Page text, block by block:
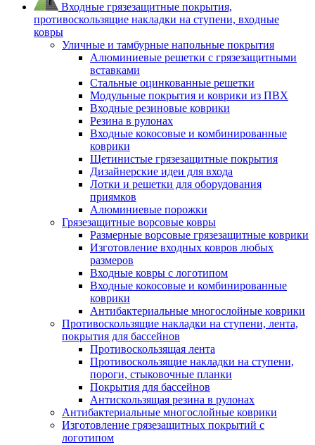
Входные грязезащитные покрытия,
противоскользящие накладки на ступени, входные
ковры
Уличные и тамбурные напольные покрытия
Алюминиевые решетки с грязезащитными
вставками
Стальные оцинкованные решетки
Модульные покрытия и коврики из ПВХ
Входные резиновые коврики
Резина в рулонах
Входные кокосовые и комбинированные
коврики
Щетинистые грязезащитные покрытия
Дизайнерские идеи для входа
Лотки и решетки для оборудования
приямков
Алюминиевые порожки
Грязезащитные ворсовые ковры
Размерные ворсовые грязезащитные коврики
Изготовление входных ковров любых
размеров
Входные ковры с логотипом
Входные кокосовые и комбинированные
коврики
Антибактериальные многослойные коврики
Противоскользящие накладки на ступени, лента,
покрытия для бассейнов
Противоскользящая лента
Противоскользящие накладки на ступени,
пороги, стыковочные планки
Покрытия для бассейнов
Антискользящая резина в рулонах
Антибактериальные многослойные коврики
Изготовление грязезащитных покрытий с
логотипом